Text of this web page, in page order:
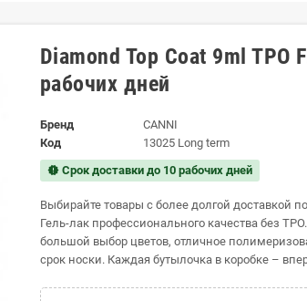
Diamond Top Coat 9ml TPO
рабочих дней
Бренд
CANNI
Код
13025 Long term
new_releases Срок доставки до 10 рабочих дней
Выбирайте товары с более долгой доставкой
Гель-лак профессионального качества без
большой выбор цветов, отличное
срок носки. Каждая бутылочка в коробке –